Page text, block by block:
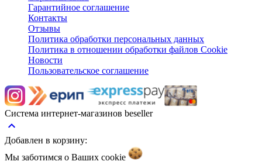
Гарантийное соглашение
Контакты
Отзывы
Политика обработки персональных данных
Политика в отношении обработки файлов Cookie
Новости
Пользовательское соглашение
Система интернет-магазинов beseller
keyboard_arrow_up
Добавлен в корзину:
Мы заботимся о Ваших cookie